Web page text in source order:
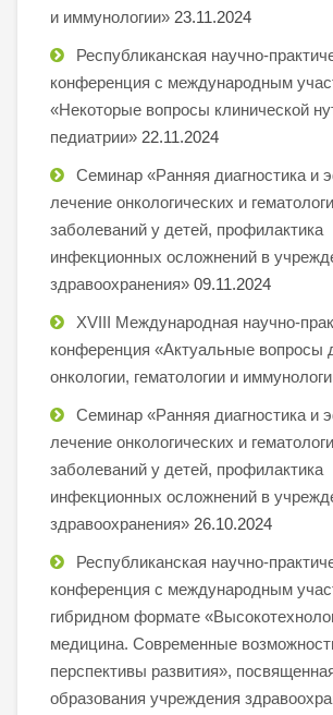
и иммунологии» 23.11.2024
Республиканская научно-
конференция с международным
«Некоторые вопросы клинической
педиатрии» 22.11.2024
Семинар «Ранняя диагностика и
лечение онкологических и
заболеваний у детей, профилактика
инфекционных осложнений в
здравоохранения» 09.11.2024
XVIII Международная научно-
конференция «Актуальные вопросы
онкологии, гематологии и
Семинар «Ранняя диагностика и
лечение онкологических и
заболеваний у детей, профилактика
инфекционных осложнений в
здравоохранения» 26.10.2024
Республиканская научно-
конференция с международным
гибридном формате
медицина. Современные
перспективы развития»,
образования учреждения